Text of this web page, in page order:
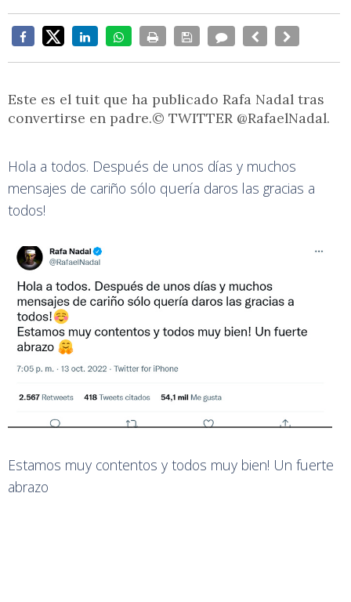
Este es el tuit que ha publicado Rafa Nadal tras
convertirse en padre.© TWITTER @RafaelNadal.
Hola a todos. Después de unos días y muchos
mensajes de cariño sólo quería daros las gracias a
todos!
Estamos muy contentos y todos muy bien! Un fuerte
abrazo